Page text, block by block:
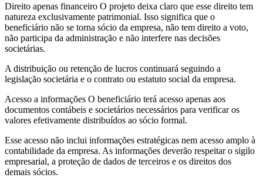
Direito apenas financeiro O projeto deixa claro que esse direito tem
natureza exclusivamente patrimonial. Isso significa que o
beneficiário não se torna sócio da empresa, não tem direito a voto,
não participa da administração e não interfere nas decisões
societárias.
A distribuição ou retenção de lucros continuará seguindo a
legislação societária e o contrato ou estatuto social da empresa.
Acesso a informações O beneficiário terá acesso apenas aos
documentos contábeis e societários necessários para verificar os
valores efetivamente distribuídos ao sócio formal.
Esse acesso não inclui informações estratégicas nem acesso amplo à
contabilidade da empresa. As informações deverão respeitar o sigilo
empresarial, a proteção de dados de terceiros e os direitos dos
demais sócios.